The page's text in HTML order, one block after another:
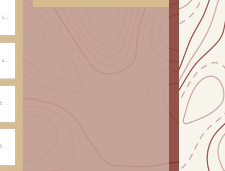
Pablo Riquelme Editó su firma en el libro de cumbre
Pablo Riquelme Editó su firma en el libro de cumbre
Pablo Riquelme Firmó el libro de cumbre
Pablo Riquelme Firmó el libro de cumbre